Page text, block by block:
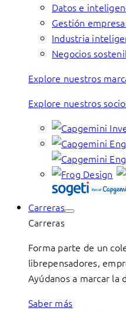
Datos e
Gestión
Industria
Negocios
Explore nuestros
Explore nuestros
Carreras
Carreras
Forma parte de un
librepensadores,
Ayúdanos a marcar la
Saber más